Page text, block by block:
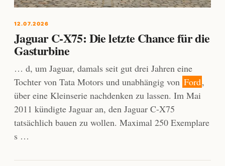
12.07.2026
Jaguar C-X75: Die letzte Chance für die
Gasturbine
… d, um Jaguar, damals seit gut drei Jahren eine
Tochter von Tata Motors und unabhängig von Ford,
über eine Kleinserie nachdenken zu lassen. Im Mai
2011 kündigte Jaguar an, den Jaguar C-X75
tatsächlich bauen zu wollen. Maximal 250 Exemplare
s …